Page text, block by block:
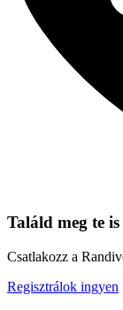
Találd meg te
Csatlakozz a
Regisztrálok ingyen